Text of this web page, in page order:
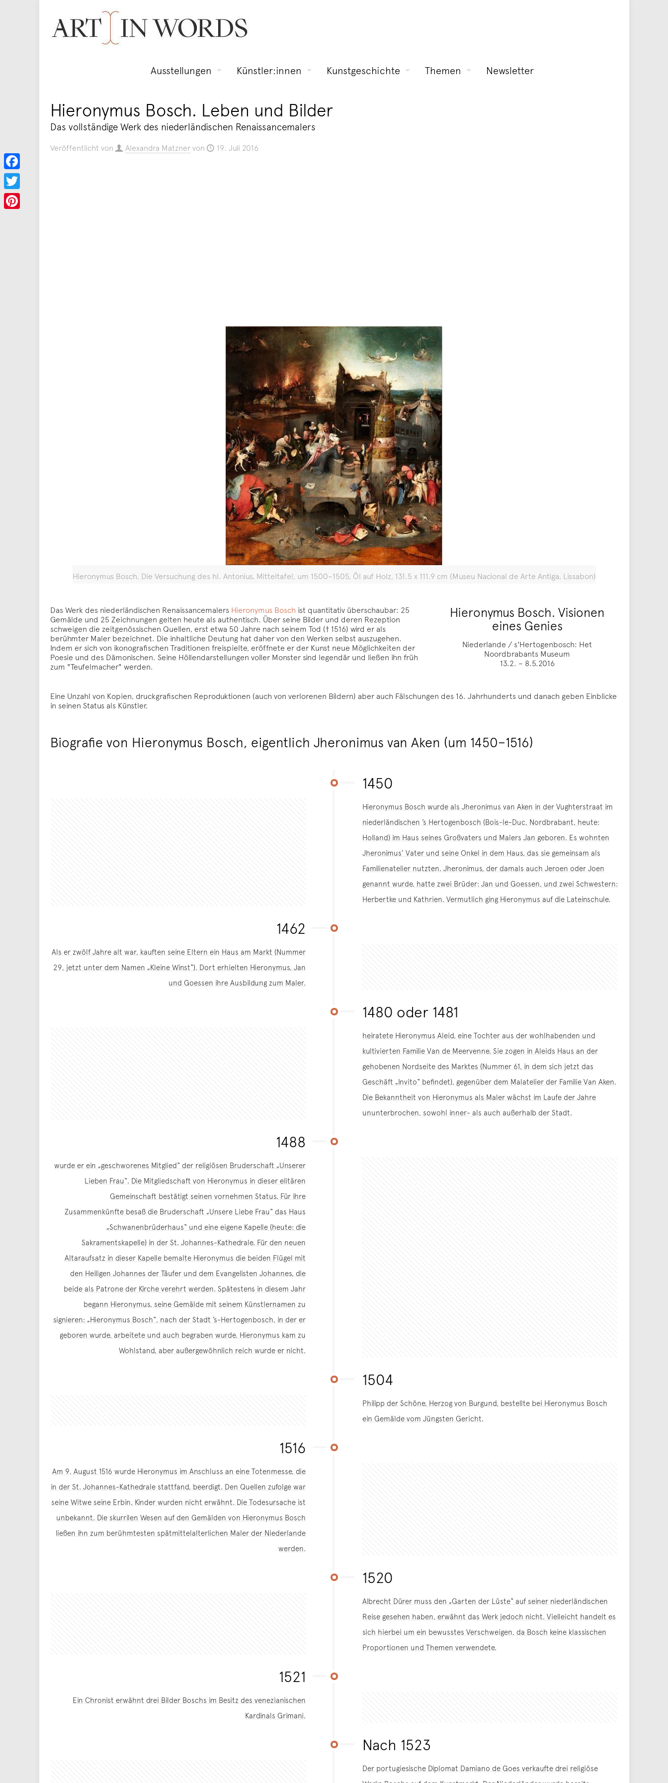
Ausstellungen Künstler:innen Kunstgeschichte Themen Newsletter
Hieronymus Bosch. Leben und Bilder
Das vollständige Werk des niederländischen Renaissancemalers
Veröffentlicht von Alexandra Matzner von 19. Juli 2016
Hieronymus Bosch, Die Versuchung des hl. Antonius, Mitteltafel, um 1500–1505, Öl auf Holz, 131.5 x 111.9 cm (Museu Nacional de Arte Antiga, Lissabon)
Das Werk des niederländischen Renaissancemalers Hieronymus Bosch ist quantitativ überschaubar: 25
Gemälde und 25 Zeichnungen gelten heute als authentisch. Über seine Bilder und deren Rezeption
schweigen die zeitgenössischen Quellen, erst etwa 50 Jahre nach seinem Tod († 1516) wird er als
berühmter Maler bezeichnet. Die inhaltliche Deutung hat daher von den Werken selbst auszugehen.
Indem er sich von ikonografischen Traditionen freispielte, eröffnete er der Kunst neue Möglichkeiten der
Poesie und des Dämonischen. Seine Höllendarstellungen voller Monster sind legendär und ließen ihn früh
zum "Teufelmacher" werden.
Hieronymus Bosch. Visionen
eines Genies
Niederlande / s'Hertogenbosch: Het
Noordbrabants Museum
13.2. – 8.5.2016
Eine Unzahl von Kopien, druckgrafischen Reproduktionen (auch von verlorenen Bildern) aber auch Fälschungen des 16. Jahrhunderts und danach geben Einblicke
in seinen Status als Künstler.
Biografie von Hieronymus Bosch, eigentlich Jheronimus van Aken (um 1450–1516)
1450
Hieronymus Bosch wurde als Jheronimus van Aken in der Vughterstraat im
niederländischen ’s Hertogenbosch (Bois-le-Duc, Nordbrabant, heute:
Holland) im Haus seines Großvaters und Malers Jan geboren. Es wohnten
Jheronimus’ Vater und seine Onkel in dem Haus, das sie gemeinsam als
Familienatelier nutzten. Jheronimus, der damals auch Jeroen oder Joen
genannt wurde, hatte zwei Brüder: Jan und Goessen, und zwei Schwestern:
Herbertke und Kathrien. Vermutlich ging Hieronymus auf die Lateinschule.
1462
Als er zwölf Jahre alt war, kauften seine Eltern ein Haus am Markt (Nummer
29, jetzt unter dem Namen „Kleine Winst“). Dort erhielten Hieronymus, Jan
und Goessen ihre Ausbildung zum Maler.
1480 oder 1481
heiratete Hieronymus Aleid, eine Tochter aus der wohlhabenden und
kultivierten Familie Van de Meervenne. Sie zogen in Aleids Haus an der
gehobenen Nordseite des Marktes (Nummer 61, in dem sich jetzt das
Geschäft „Invito“ befindet), gegenüber dem Malatelier der Familie Van Aken.
Die Bekanntheit von Hieronymus als Maler wächst im Laufe der Jahre
ununterbrochen, sowohl inner- als auch außerhalb der Stadt.
1488
wurde er ein „geschworenes Mitglied“ der religiösen Bruderschaft „Unserer
Lieben Frau“. Die Mitgliedschaft von Hieronymus in dieser elitären
Gemeinschaft bestätigt seinen vornehmen Status. Für ihre
Zusammenkünfte besaß die Bruderschaft „Unsere Liebe Frau“ das Haus
„Schwanenbrüderhaus“ und eine eigene Kapelle (heute: die
Sakramentskapelle) in der St. Johannes-Kathedrale. Für den neuen
Altaraufsatz in dieser Kapelle bemalte Hieronymus die beiden Flügel mit
den Heiligen Johannes der Täufer und dem Evangelisten Johannes, die
beide als Patrone der Kirche verehrt werden. Spätestens in diesem Jahr
begann Hieronymus, seine Gemälde mit seinem Künstlernamen zu
signieren: „Hieronymus Bosch“, nach der Stadt ’s-Hertogenbosch, in der er
geboren wurde, arbeitete und auch begraben wurde. Hieronymus kam zu
Wohlstand, aber außergewöhnlich reich wurde er nicht.
1504
Philipp der Schöne, Herzog von Burgund, bestellte bei Hieronymus Bosch
ein Gemälde vom Jüngsten Gericht.
1516
Am 9. August 1516 wurde Hieronymus im Anschluss an eine Totenmesse, die
in der St. Johannes-Kathedrale stattfand, beerdigt. Den Quellen zufolge war
seine Witwe seine Erbin, Kinder wurden nicht erwähnt. Die Todesursache ist
unbekannt. Die skurrilen Wesen auf den Gemälden von Hieronymus Bosch
ließen ihn zum berühmtesten spätmittelalterlichen Maler der Niederlande
werden.
1520
Albrecht Dürer muss den „Garten der Lüste“ auf seiner niederländischen
Reise gesehen haben, erwähnt das Werk jedoch nicht. Vielleicht handelt es
sich hierbei um ein bewusstes Verschweigen, da Bosch keine klassischen
Proportionen und Themen verwendete.
1521
Ein Chronist erwähnt drei Bilder Boschs im Besitz des venezianischen
Kardinals Grimani.
Nach 1523
Der portugiesische Diplomat Damiano de Goes verkaufte drei religiöse
Facebook
Twitter